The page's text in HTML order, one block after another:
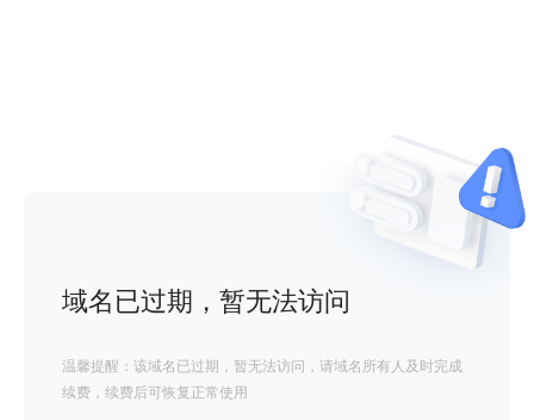
域名已过期，暂无法访问
温馨提醒：该域名已过期，暂无法访问，请域名所有人及时完成
续费，续费后可恢复正常使用